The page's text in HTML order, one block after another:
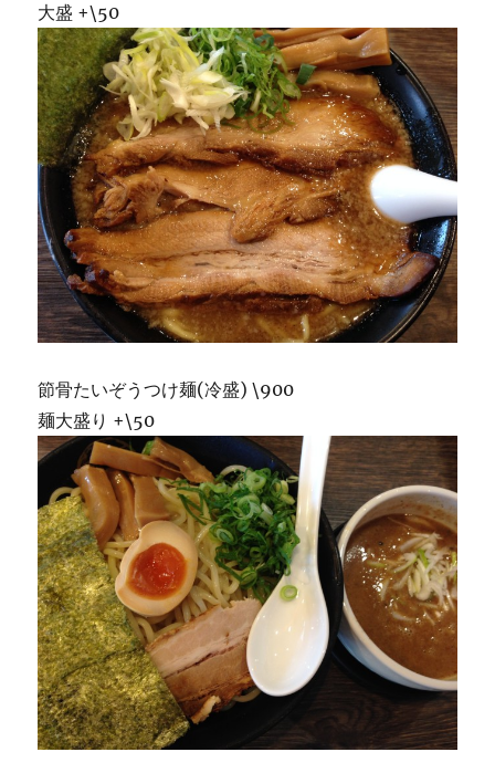
大盛 +\50
節骨たいぞうつけ麺(冷盛) \900
麺大盛り +\50